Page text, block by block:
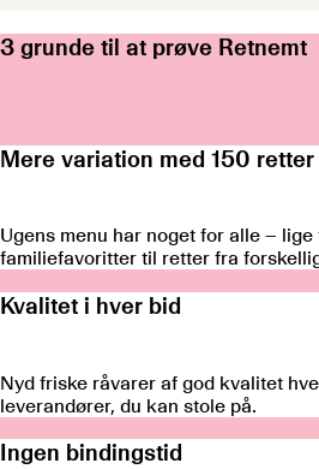
3 grunde til at prøve Retnemt
Mere variation med 150 retter
Ugens menu har noget for alle –
familiefavoritter til retter fra
Kvalitet i hver bid
Nyd friske råvarer af god kvalitet
leverandører, du kan stole på.
Ingen bindingstid